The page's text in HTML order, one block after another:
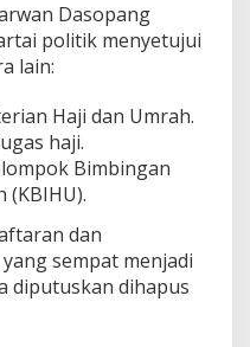
Dasopang
politik menyetujui
lain:
Haji dan Umrah.
haji.
Bimbingan
(KBIHU).
dan
sempat menjadi
diputuskan dihapus